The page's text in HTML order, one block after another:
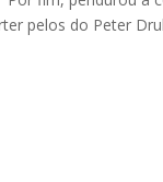
pelos do Peter